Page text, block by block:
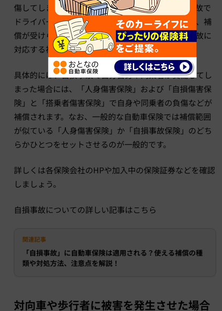
傷してしまうこともあります。野生動物との衝突事故で
ドライバーである自分自身や同乗者が負傷した場合、補
償が受けられるかは加入中の自動車保険の「自損事故に
対応する補償」の有無で決まります。
具体的には、自損事故で自分自身や同乗者が負傷してし
まった場合には、「人身傷害保険」および「自損傷害保
険」と「搭乗者傷害保険」で自身や同乗者の負傷などが
補償されます。なお、一般的な自動車保険では補償範囲
が似ている「人身傷害保険」か「自損事故保険」のどち
らかひとつをセットさせるのが一般的です。
詳しくは各保険会社のHPや加入中の保険証券などを確認
しましょう。
自損事故についての詳しい記事はこちら
関連記事
「自損事故」に自動車保険は適用される？使える補償の種
類や対処方法、注意点を解説！
対向車や歩行者に被害を発生させた場合